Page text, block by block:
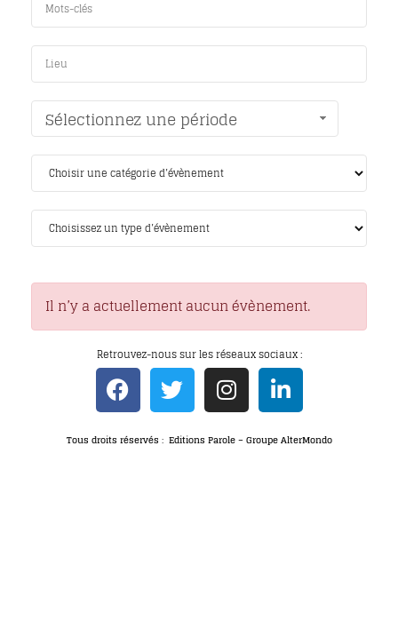
Sélectionnez une période
Il n’y a actuellement aucun évènement.
Retrouvez-nous sur les réseaux sociaux :
Tous droits réservés : Editions Parole – Groupe AlterMondo